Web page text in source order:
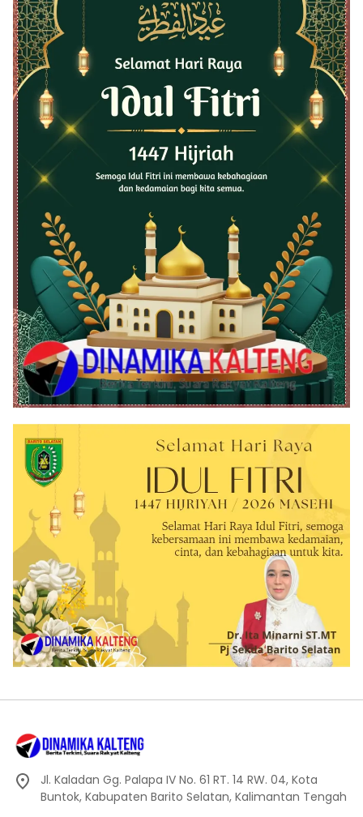
Jl. Kaladan Gg. Palapa IV No. 61 RT. 14 RW. 04, Kota
Buntok, Kabupaten Barito Selatan, Kalimantan Tengah